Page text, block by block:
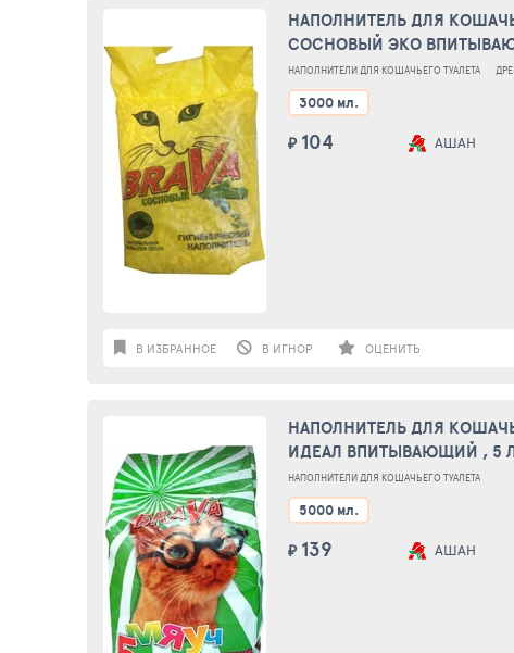
НАПОЛНИТЕЛЬ ДЛЯ
СОСНОВЫЙ ЭКО
НАПОЛНИТЕЛИ ДЛЯ КОШАЧЬЕГО ТУАЛЕТА
3000 мл.
₽ 104 АШАН
В ИЗБРАННОЕ В ИГНОР ОЦЕНИТЬ
НАПОЛНИТЕЛЬ ДЛЯ
ИДЕАЛ ВПИТЫВАЮЩИЙ , 5
НАПОЛНИТЕЛИ ДЛЯ КОШАЧЬЕГО ТУАЛЕТА
5000 мл.
₽ 139 АШАН